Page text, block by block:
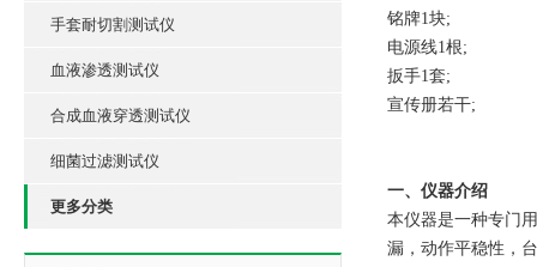
手套耐切割测试仪
血液渗透测试仪
合成血液穿透测试仪
细菌过滤测试仪
更多分类
铭牌1块;
电源线1根;
扳手1套;
宣传册若干;
一、仪器介绍
本仪器是一种专门
漏，动作平稳性，